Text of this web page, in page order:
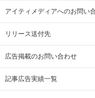
アイティメディアへのお問い
リリース送付先
広告掲載のお問い合わせ
記事広告実績一覧